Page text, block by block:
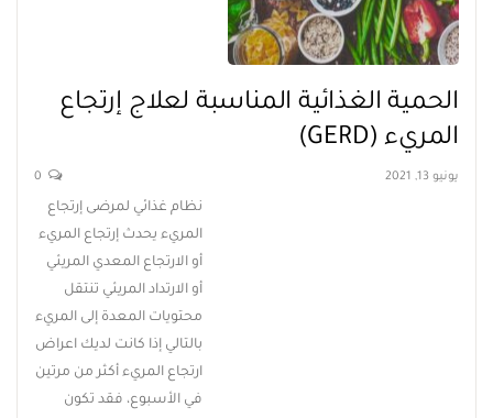
الحمية الغذائية المناسبة لعلاج إرتجاع
المريء (GERD)
يونيو 13, 2021
نظام غذائي لمرضى إرتجاع
المريء يحدث إرتجاع المريء
أو الارتجاع المعدي المريئي
أو الارتداد المريئي تنتقل
محتويات المعدة إلى المريء
بالتالي إذا كانت لديك اعراض
ارتجاع المريء أكثر من مرتين
في الأسبوع، فقد تكون